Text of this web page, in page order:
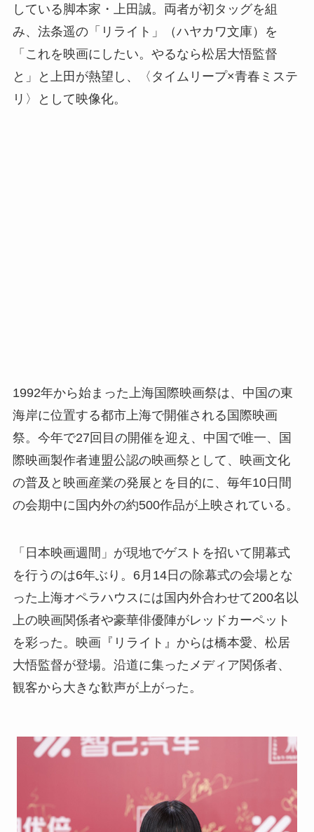
している脚本家・上田誠。両者が初タッグを組
み、法条遥の「リライト」（ハヤカワ文庫）を
「これを映画にしたい。やるなら松居大悟監督
と」と上田が熱望し、〈タイムリープ×青春ミステ
リ〉として映像化。
1992年から始まった上海国際映画祭は、中国の東
海岸に位置する都市上海で開催される国際映画
祭。今年で27回目の開催を迎え、中国で唯一、国
際映画製作者連盟公認の映画祭として、映画文化
の普及と映画産業の発展とを目的に、毎年10日間
の会期中に国内外の約500作品が上映されている。
「日本映画週間」が現地でゲストを招いて開幕式
を行うのは6年ぶり。6月14日の除幕式の会場とな
った上海オペラハウスには国内外合わせて200名以
上の映画関係者や豪華俳優陣がレッドカーペット
を彩った。映画『リライト』からは橋本愛、松居
大悟監督が登場。沿道に集ったメディア関係者、
観客から大きな歓声が上がった。